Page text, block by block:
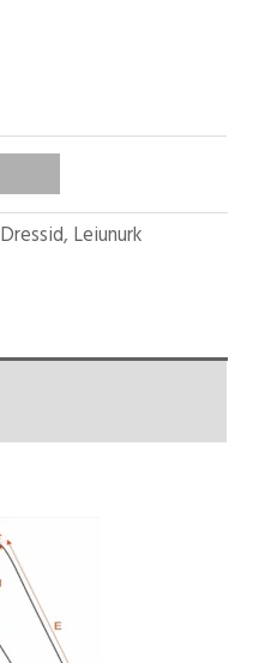
Dressid, Leiunurk